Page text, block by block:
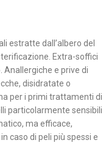
estratte dall’albero del
Extra-soffici
Anallergiche e prive di
disidratate o
per i primi trattamenti di
particolarmente sensibili
ma efficace,
caso di peli più spessi e